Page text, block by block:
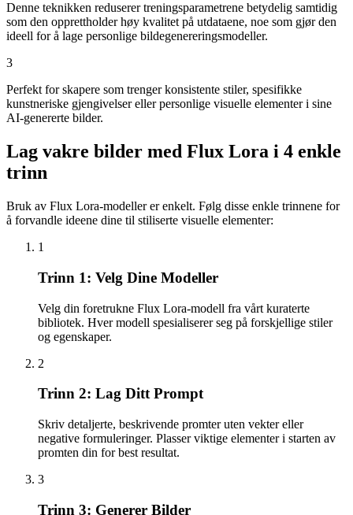
Denne teknikken reduserer treningsparametrene betydelig samtidig
som den opprettholder høy kvalitet på utdataene, noe som gjør den
ideell for å lage personlige bildegenereringsmodeller.
3
Perfekt for skapere som trenger konsistente stiler, spesifikke
kunstneriske gjengivelser eller personlige visuelle elementer i sine
AI-genererte bilder.
Lag vakre bilder med Flux Lora i 4 enkle
trinn
Bruk av Flux Lora-modeller er enkelt. Følg disse enkle trinnene for
å forvandle ideene dine til stiliserte visuelle elementer:
1
Trinn 1: Velg Dine Modeller
Velg din foretrukne Flux Lora-modell fra vårt kuraterte
bibliotek. Hver modell spesialiserer seg på forskjellige stiler
og egenskaper.
2
Trinn 2: Lag Ditt Prompt
Skriv detaljerte, beskrivende promter uten vekter eller
negative formuleringer. Plasser viktige elementer i starten av
promten din for best resultat.
3
Trinn 3: Generer Bilder